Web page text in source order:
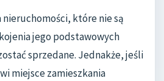
nieruchomości, które nie są
jego podstawowych
sprzedane. Jednakże, jeśli
miejsce zamieszkania